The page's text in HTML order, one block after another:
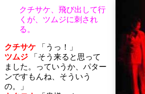
クチサケ、飛び出して行
くが、ツムジに刺され
る。
クチサケ「うっ！」
ツムジ「そう来ると思って
ました。っていうか、パター
ンですもんね、そういう
の。」